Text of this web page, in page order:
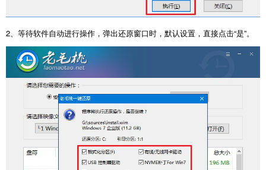
2、等待软件自动进行操作，弹出还原窗口时，默认设置，直接点击“是”。